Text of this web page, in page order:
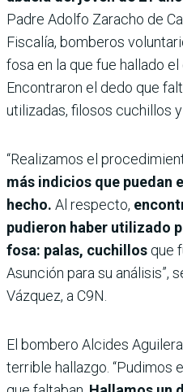
Padre Adolfo Zaracho de
Fiscalía, bomberos
fosa en la que fue hallado el
Encontraron el dedo que
utilizadas, filosos cuchillos y
“Realizamos el
más indicios que puedan
hecho. Al respecto,
pudieron haber utilizado
fosa: palas, cuchillos que
Asunción para su análisis”,
Vázquez, a C9N.
El bombero Alcides
terrible hallazgo. “Pudimos